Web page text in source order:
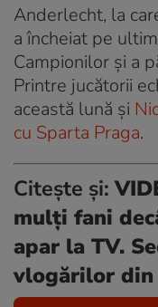
Anderlecht, la
a încheiat pe
Campionilor şi a
Printre jucătorii
această lună şi
cu Sparta Praga.
Citește și:
mulți fani
apar la TV.
vlogărilor din